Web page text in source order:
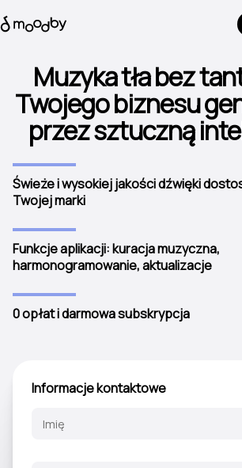
Muzyka tła bez
Twojego biznesu
przez sztuczną
Świeże i wysokiej jakości dźwięki
Twojej marki
Funkcje aplikacji: kuracja muzyczna,
harmonogramowanie, aktualizacje
0 opłat i darmowa subskrypcja
Informacje kontaktowe